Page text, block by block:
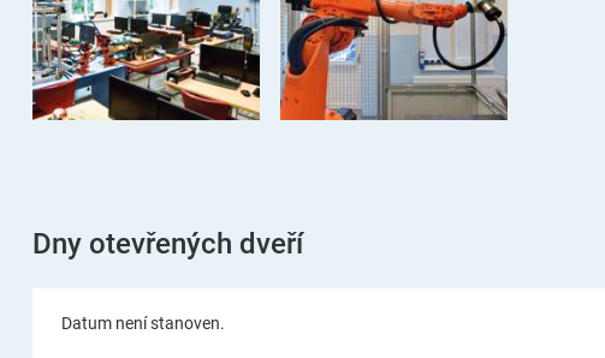
Dny otevřených dveří
Datum není stanoven.